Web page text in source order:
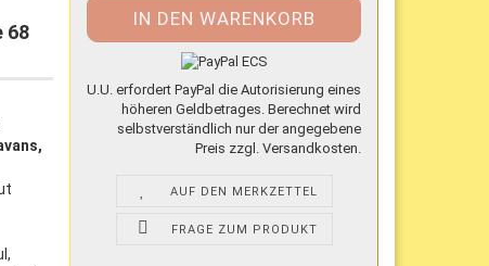
U.U. erfordert PayPal die Autorisierung eines
höheren Geldbetrages. Berechnet wird
selbstverständlich nur der angegebene
Preis zzgl. Versandkosten.
AUF DEN MERKZETTEL
FRAGE ZUM PRODUKT
68